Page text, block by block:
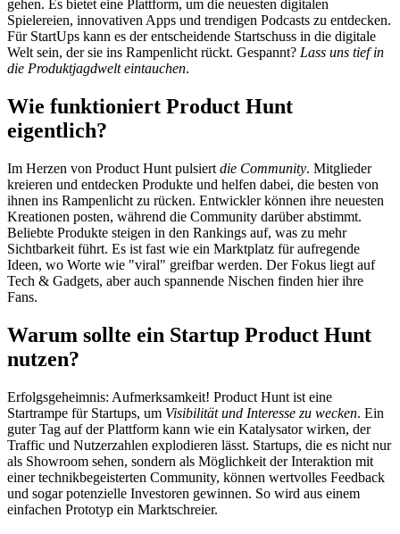
gehen. Es bietet eine Plattform, um die neuesten digitalen
Spielereien, innovativen Apps und trendigen Podcasts zu entdecken.
Für StartUps kann es der entscheidende Startschuss in die digitale
Welt sein, der sie ins Rampenlicht rückt. Gespannt? Lass uns tief in
die Produktjagdwelt eintauchen.
Wie funktioniert Product Hunt
eigentlich?
Im Herzen von Product Hunt pulsiert die Community. Mitglieder
kreieren und entdecken Produkte und helfen dabei, die besten von
ihnen ins Rampenlicht zu rücken. Entwickler können ihre neuesten
Kreationen posten, während die Community darüber abstimmt.
Beliebte Produkte steigen in den Rankings auf, was zu mehr
Sichtbarkeit führt. Es ist fast wie ein Marktplatz für aufregende
Ideen, wo Worte wie "viral" greifbar werden. Der Fokus liegt auf
Tech & Gadgets, aber auch spannende Nischen finden hier ihre
Fans.
Warum sollte ein Startup Product Hunt
nutzen?
Erfolgsgeheimnis: Aufmerksamkeit! Product Hunt ist eine
Startrampe für Startups, um Visibilität und Interesse zu wecken. Ein
guter Tag auf der Plattform kann wie ein Katalysator wirken, der
Traffic und Nutzerzahlen explodieren lässt. Startups, die es nicht nur
als Showroom sehen, sondern als Möglichkeit der Interaktion mit
einer technikbegeisterten Community, können wertvolles Feedback
und sogar potenzielle Investoren gewinnen. So wird aus einem
einfachen Prototyp ein Marktschreier.